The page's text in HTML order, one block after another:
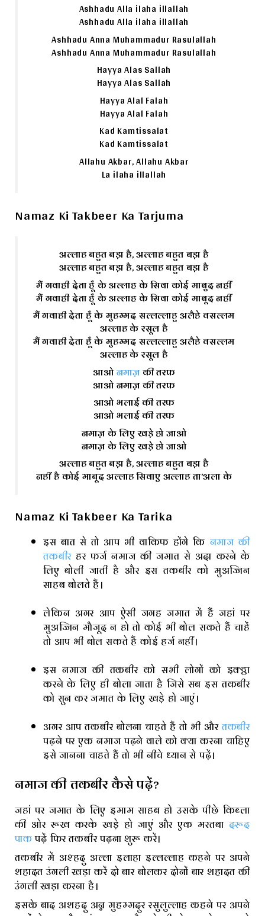
Ashhadu Alla ilaha illallah
Ashhadu Alla ilaha illallah
Ashhadu Anna Muhammadur Rasulallah
Ashhadu Anna Muhammadur Rasulallah
Hayya Alas Sallah
Hayya Alas Sallah
Hayya Alal Falah
Hayya Alal Falah
Kad Kamtissalat
Kad Kamtissalat
Allahu Akbar, Allahu Akbar
La ilaha illallah
Namaz Ki Takbeer Ka Tarjuma
अल्लाह बहुत बड़ा है, अल्लाह बहुत बड़ा है
अल्लाह बहुत बड़ा है, अल्लाह बहुत बड़ा है
मैं गवाही देता हूँ के अल्लाह के सिवा कोई माबुद नहीं
मैं गवाही देता हूँ के अल्लाह के सिवा कोई माबूद नहीं
मैं गवाही देता हूँ के मुहम्मद सल्लल्लाहु अलैहे वसल्लम
अल्लाह के रसूल है
मैं गवाही देता हूँ के मुहम्मद सल्लल्लाहु अलैहे वसल्लम
अल्लाह के रसूल है
आओनमाज़की तरफ
आओ नमाज़ की तरफ
आओ भलाई की तरफ
आओ भलाई की तरफ
नमाज़ के लिए खड़े हो जाओ
नमाज़ के लिए खड़े हो जाओ
अल्लाह बहुत बड़ा है, अल्लाह बहुत बड़ा है
नहीं है कोई माबूद अल्लाह सिवाए अल्लाह ता’अला के
Namaz Ki Takbeer Ka Tarika
इस बात से तो आप भी वाकिफ होंगे कि नमाज की
तकबीर हर फर्ज नमाज की जमात से अदा करने के
लिए बोली जाती है और इस तकबीर को मुअज्जिन
साहब बोलते हैं।
लेकिन अगर आप ऐसी जगह जमात में हैं जहां पर
मुअज्जिन मौजूद न हो तो कोई भी बोल सकते हैं चाहें
तो आप भी बोल सकते हैं कोई हर्ज नहीं।
इस नमाज की तकबीर को सभी लोगों को इक्ट्ठा
करने के लिए ही बोला जाता है जिसे सब इस तकबीर
को सुन कर जमात के लिए खड़े हो जाएं।
अगर आप तकबीर बोलना चाहते हैं तो भी औरतकबीर
पढ़ने पर एक नमाज पढ़ने वाले को क्या करना चाहिए
इसे जानना चाहते हैं तो भी नीचे ध्यान से पढ़ें।
नमाज की तकबीर कैसे पढ़ें?
जहां पर जमात के लिए इमाम साहब हो उसके पीछे किब्ला
की ओर रूख करके खड़े हो जाएं और एक मरतबा दरूद
पाकपढ़ें फिर तकबीर पढ़ना शुरू करें।
तकबीर में अश्हदु अल्ला इलाहा इल्लल्लाह कहने पर अपने
शहादत उंगली खड़ा करें दो बार बोलकर दोनों बार शहादत की
उंगली खड़ा करना है।
इसके बाद अशहदु अन्न मुहम्मदुर रसुलुल्लाह कहने पर अपने